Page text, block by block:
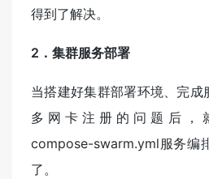
得到了解决。
2．集群服务部署
当搭建好集群部署环境、完
多网卡注册的问题后，
compose-swarm.yml服务编
了。